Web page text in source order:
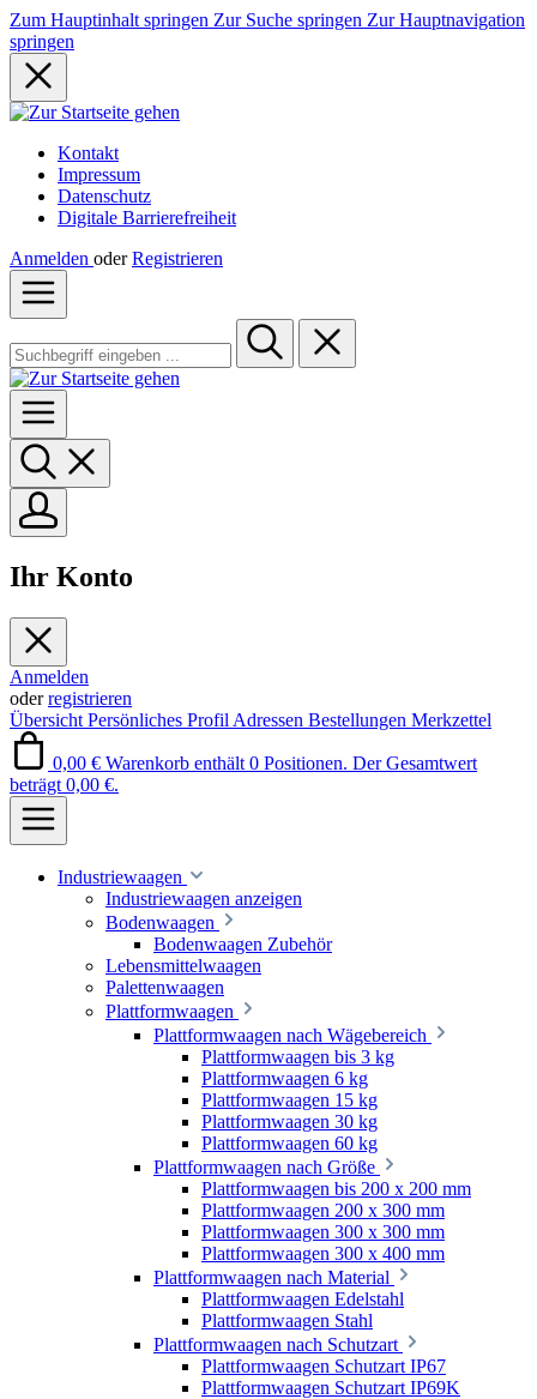
Zum Hauptinhalt springen Zur Suche springen Zur Hauptnavigation
springen
Kontakt
Impressum
Datenschutz
Digitale Barrierefreiheit
Anmelden oder Registrieren
Ihr Konto
Anmelden
oderregistrieren
Übersicht Persönliches Profil Adressen Bestellungen Merkzettel
0,00 € Warenkorb enthält 0 Positionen. Der Gesamtwert
beträgt 0,00 €.
Industriewaagen
Industriewaagen anzeigen
Bodenwaagen
Bodenwaagen Zubehör
Lebensmittelwaagen
Palettenwaagen
Plattformwaagen
Plattformwaagen nach Wägebereich
Plattformwaagen bis 3 kg
Plattformwaagen 6 kg
Plattformwaagen 15 kg
Plattformwaagen 30 kg
Plattformwaagen 60 kg
Plattformwaagen nach Größe
Plattformwaagen bis 200 x 200 mm
Plattformwaagen 200 x 300 mm
Plattformwaagen 300 x 300 mm
Plattformwaagen 300 x 400 mm
Plattformwaagen nach Material
Plattformwaagen Edelstahl
Plattformwaagen Stahl
Plattformwaagen nach Schutzart
Plattformwaagen Schutzart IP67
Plattformwaagen Schutzart IP69K